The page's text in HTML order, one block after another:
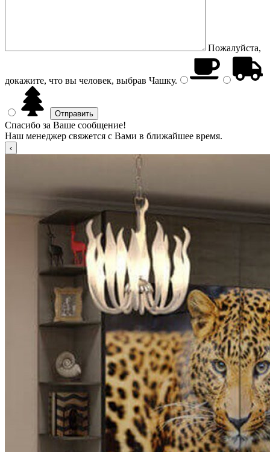
Пожалуйста,
докажите, что вы человек, выбрав Чашку.
Спасибо за Ваше сообщение!
Наш менеджер свяжется с Вами в ближайшее время.